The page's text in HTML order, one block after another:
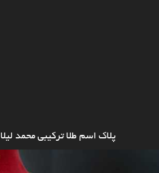
پلاک اسم طلا ترکیبی محمد لیلا